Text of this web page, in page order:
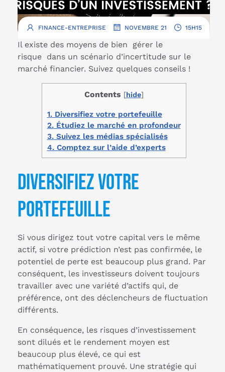
FINANCE-ENTREPRISE NOVEMBRE 21 15H15
Il existe des moyens de bien gérer le
risque dans un scénario d’incertitude sur le
marché financier. Suivez quelques conseils !
Contents [hide]
1.Diversifiez votre portefeuille
2.Étudiez le marché en profondeur
3.Suivez les médias spécialisés
4.Comptez sur l’aide d’experts
Diversifiez votre
portefeuille
Si vous dirigez tout votre capital vers le même
actif, si votre prédiction n’est pas confirmée, le
potentiel de perte est beaucoup plus grand. Par
conséquent, les investisseurs doivent toujours
travailler avec une variété d’actifs qui, de
préférence, ont des déclencheurs de fluctuation
différents.
En conséquence, les risques d’investissement
sont dilués et le rendement moyen est
beaucoup plus élevé, ce qui est
mathématiquement prouvé. Une stratégie qui